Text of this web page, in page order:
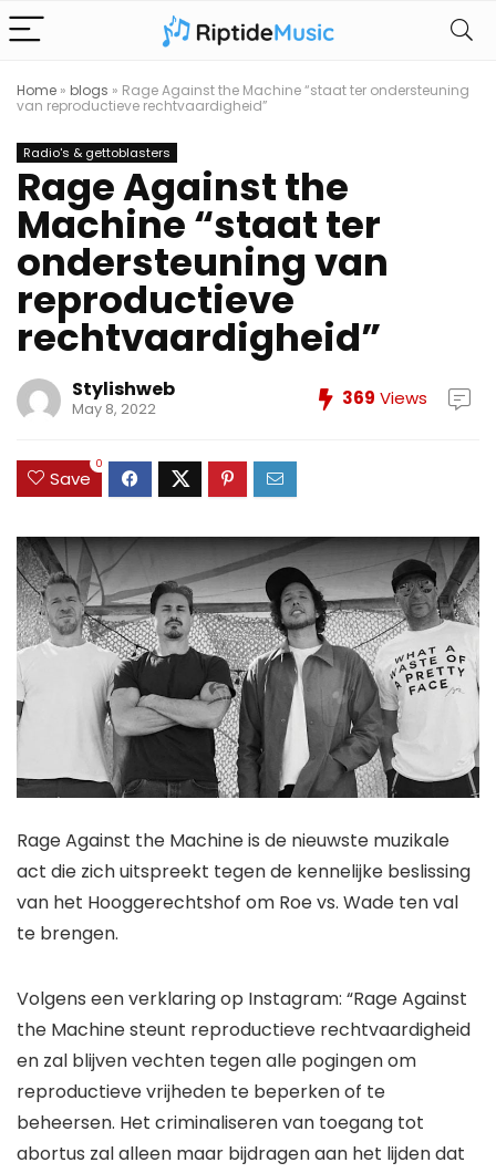
Home » blogs » Rage Against the Machine “staat ter ondersteuning
van reproductieve rechtvaardigheid”
Radio's & gettoblasters
Rage Against the
Machine “staat ter
ondersteuning van
reproductieve
rechtvaardigheid”
Stylishweb
May 8, 2022 369 Views
Save
0
Rage Against the Machine is de nieuwste muzikale
act die zich uitspreekt tegen de kennelijke beslissing
van het Hooggerechtshof om Roe vs. Wade ten val
te brengen.
Volgens een verklaring op Instagram: “Rage Against
the Machine steunt reproductieve rechtvaardigheid
en zal blijven vechten tegen alle pogingen om
reproductieve vrijheden te beperken of te
beheersen. Het criminaliseren van toegang tot
abortus zal alleen maar bijdragen aan het lijden dat